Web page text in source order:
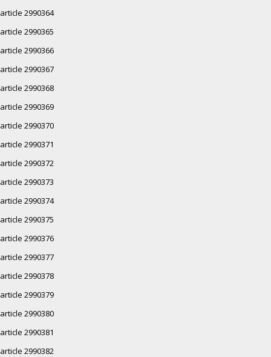
article 2990364
article 2990365
article 2990366
article 2990367
article 2990368
article 2990369
article 2990370
article 2990371
article 2990372
article 2990373
article 2990374
article 2990375
article 2990376
article 2990377
article 2990378
article 2990379
article 2990380
article 2990381
article 2990382